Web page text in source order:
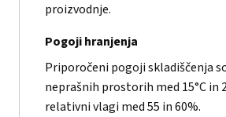
proizvodnje.
Pogoji hranjenja
Priporočeni pogoji skladiščenja
neprašnih prostorih med 15°C in
relativni vlagi med 55 in 60%.